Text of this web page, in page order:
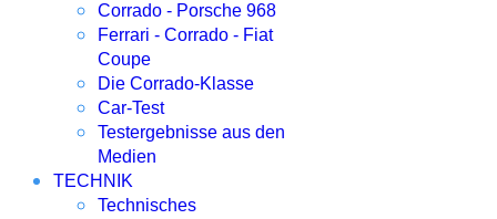
Corrado - Porsche 968
Ferrari - Corrado - Fiat
Coupe
Die Corrado-Klasse
Car-Test
Testergebnisse aus den
Medien
TECHNIK
Technisches